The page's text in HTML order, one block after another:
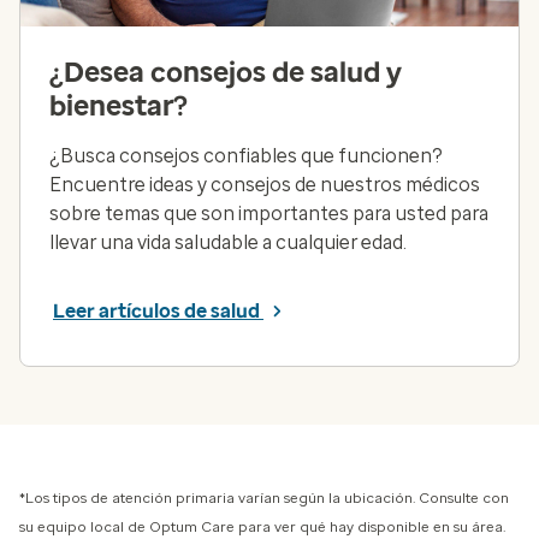
¿Desea consejos de salud y
bienestar?
¿Busca consejos confiables que funcionen?
Encuentre ideas y consejos de nuestros médicos
sobre temas que son importantes para usted para
llevar una vida saludable a cualquier edad.
Leer artículos de salud
*Los tipos de atención primaria varían según la ubicación. Consulte con
su equipo local de Optum Care para ver qué hay disponible en su área.